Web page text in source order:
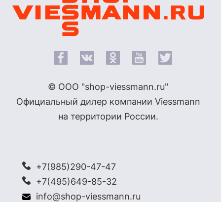
© ООО "shop-viessmann.ru"
Официальный дилер компании Viessmann
на территории России.
+7(985)290-47-47
+7(495)649-85-32
info@shop-viessmann.ru